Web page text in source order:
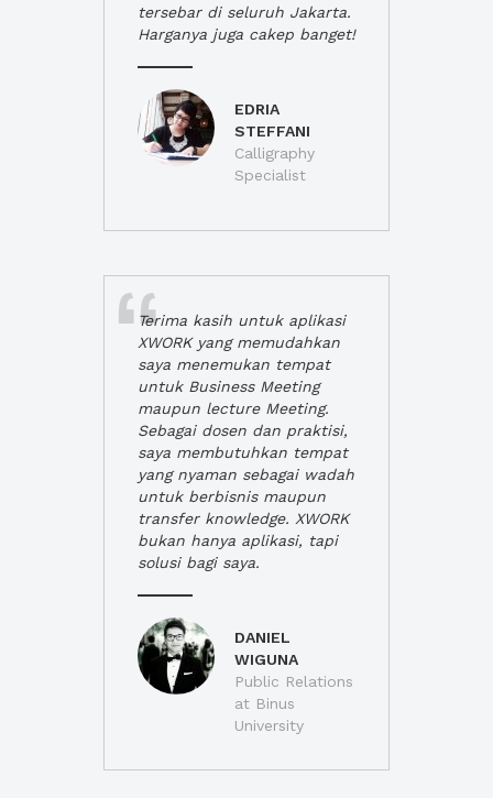
tersebar di seluruh Jakarta.
Harganya juga cakep banget!
EDRIA
STEFFANI
Calligraphy
Specialist
Terima kasih untuk aplikasi
XWORK yang memudahkan
saya menemukan tempat
untuk Business Meeting
maupun lecture Meeting.
Sebagai dosen dan praktisi,
saya membutuhkan tempat
yang nyaman sebagai wadah
untuk berbisnis maupun
transfer knowledge. XWORK
bukan hanya aplikasi, tapi
solusi bagi saya.
DANIEL
WIGUNA
Public Relations
at Binus
University